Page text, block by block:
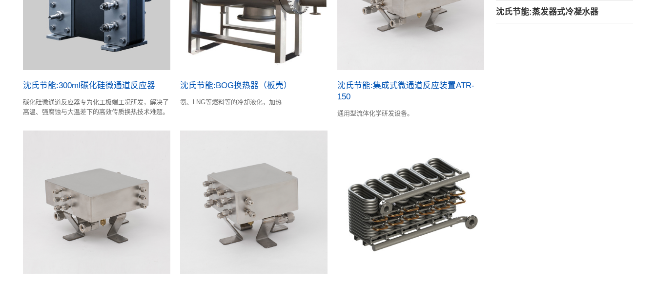
沈氏节能:300ml碳化硅微通道反应器
碳化硅微通道反应器专为化工极端工况研发，解决了
高温、强腐蚀与大温差下的高效传质换热技术难题。
沈氏节能:BOG换热器（板壳）
氨、LNG等燃料等的冷却液化，加热
沈氏节能:集成式微通道反应装置ATR-
150
通用型流体化学研发设备。
沈氏节能:蒸发器式冷凝水器